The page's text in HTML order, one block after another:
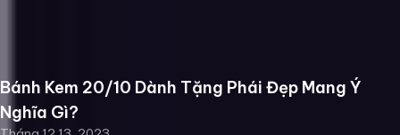
Bánh Kem 20/10 Dành Tặng Phái Đẹp Mang Ý
Nghĩa Gì?